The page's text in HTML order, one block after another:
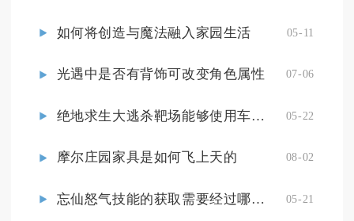
如何将创造与魔法融入家园生活 05-11
光遇中是否有背饰可改变角色属性 07-06
绝地求生大逃杀靶场能够使用车辆吗 05-22
摩尔庄园家具是如何飞上天的 08-02
忘仙怒气技能的获取需要经过哪些步骤 05-21